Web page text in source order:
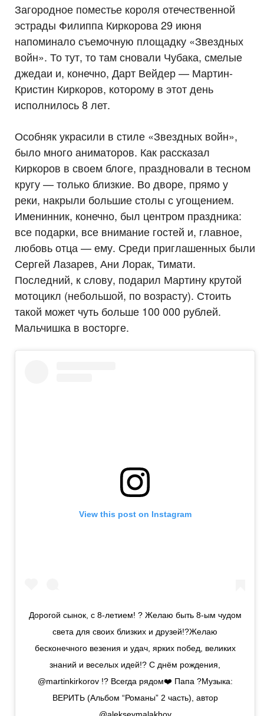
Загородное поместье короля отечественной
эстрады Филиппа Киркорова 29 июня
напоминало съемочную площадку «Звездных
войн». То тут, то там сновали Чубака, смелые
джедаи и, конечно, Дарт Вейдер — Мартин-
Кристин Киркоров, которому в этот день
исполнилось 8 лет.
Особняк украсили в стиле «Звездных войн»,
было много аниматоров. Как рассказал
Киркоров в своем блоге, праздновали в тесном
кругу — только близкие. Во дворе, прямо у
реки, накрыли большие столы с угощением.
Именинник, конечно, был центром праздника:
все подарки, все внимание гостей и, главное,
любовь отца — ему. Среди приглашенных были
Сергей Лазарев, Ани Лорак, Тимати.
Последний, к слову, подарил Мартину крутой
мотоцикл (небольшой, по возрасту). Стоить
такой может чуть больше 100 000 рублей.
Мальчишка в восторге.
View this post on Instagram
Дорогой сынок, с 8-летием! ? Желаю быть 8-ым чудом
света для своих близких и друзей!?Желаю
бесконечного везения и удач, ярких побед, великих
знаний и веселых идей!? С днём рождения,
@martinkirkorov !? Всегда рядом❤️ Папа ?Музыка:
ВЕРИТЬ (Альбом “Романы” 2 часть), автор